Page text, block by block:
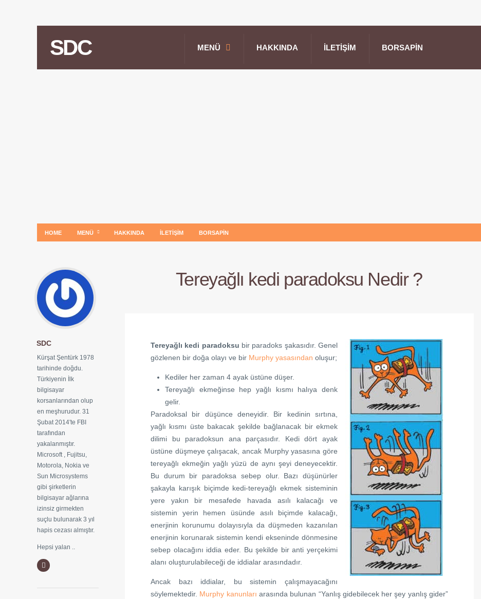
SDC MENÜ HAKKINDA İLETIŞIM BORSAPIN
HOME MENÜ HAKKINDA İLETIŞIM BORSAPIN
Tereyağlı kedi paradoksu Nedir ?
Tereyağlı kedi paradoksu bir paradoks şakasıdır. Genel
gözlenen bir doğa olayı ve bir Murphy yasasından oluşur;
Kediler her zaman 4 ayak üstüne düşer.
Tereyağlı ekmeğinse hep yağlı kısmı halıya denk
gelir.
Paradoksal bir düşünce deneyidir. Bir kedinin sırtına,
yağlı kısmı üste bakacak şekilde bağlanacak bir ekmek
dilimi bu paradoksun ana parçasıdır. Kedi dört ayak
üstüne düşmeye çalışacak, ancak Murphy yasasına göre
tereyağlı ekmeğin yağlı yüzü de aynı şeyi deneyecektir.
Bu durum bir paradoksa sebep olur. Bazı düşünürler
şakayla karışık biçimde kedi-tereyağlı ekmek sisteminin
yere yakın bir mesafede havada asılı kalacağı ve
sistemin yerin hemen üsünde asılı biçimde kalacağı,
enerjinin korunumu dolayısıyla da düşmeden kazanılan
enerjinin korunarak sistemin kendi ekseninde dönmesine
sebep olacağını iddia eder. Bu şekilde bir anti yerçekimi
alanı oluşturulabileceği de iddialar arasındadır.
Ancak bazı iddialar, bu sistemin çalışmayacağını
söylemektedir. Murphy kanunları arasında bulunan “Yanlış gidebilecek her şey yanlış gider”
SDC
Kürşat Şentürk 1978
tarihinde doğdu.
Türkiyenin İlk
bilgisayar
korsanlarından olup
en meşhurudur. 31
Şubat 2014′te FBI
tarafından
yakalanmıştır.
Microsoft , Fujitsu,
Motorola, Nokia ve
Sun Microsystems
gibi şirketlerin
bilgisayar ağlarına
izinsiz girmekten
suçlu bulunarak 3 yıl
hapis cezası almıştır.
Hepsi yalan ..